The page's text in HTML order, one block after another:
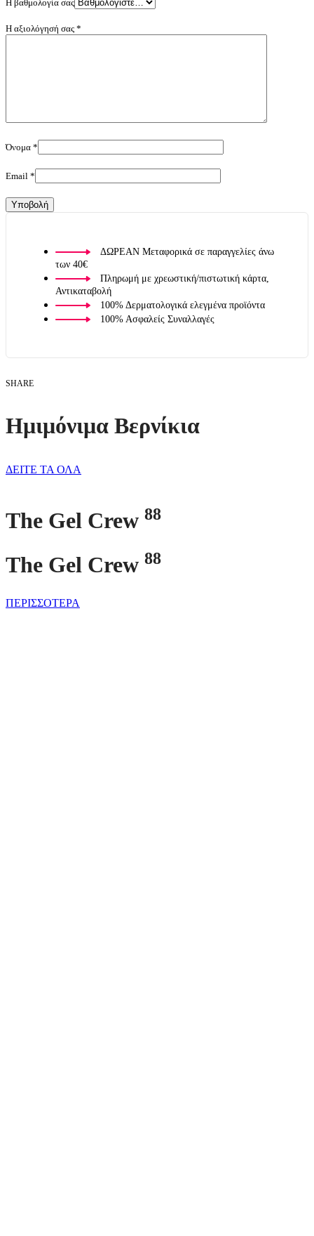
Η βαθμολογία σας
Η αξιολόγησή σας *
Όνομα *
Email *
ΔΩΡΕΑΝ Μεταφορικά σε παραγγελίες άνω
των 40€
Πληρωμή με χρεωστική/πιστωτική κάρτα,
Αντικαταβολή
100% Δερματολογικά ελεγμένα προϊόντα
100% Ασφαλείς Συναλλαγές
SHARE
Ημιμόνιμα Βερνίκια
ΔΕΙΤΕ ΤΑ ΟΛΑ
The Gel Crew 88
The Gel Crew 88
ΠΕΡΙΣΣΟΤΕΡΑ